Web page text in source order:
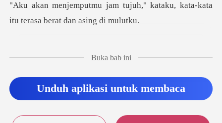
h," kataku, kata-kata
itu tera
yang posesif di lenganku sebelu
Buka bab ini
Unduh aplikasi untuk membaca